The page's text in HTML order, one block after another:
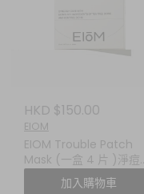
HKD $150.00
EIOM
EIOM Trouble Patch
Mask (一盒 4 片 )淨痘修
護貼片面膜加入購物車